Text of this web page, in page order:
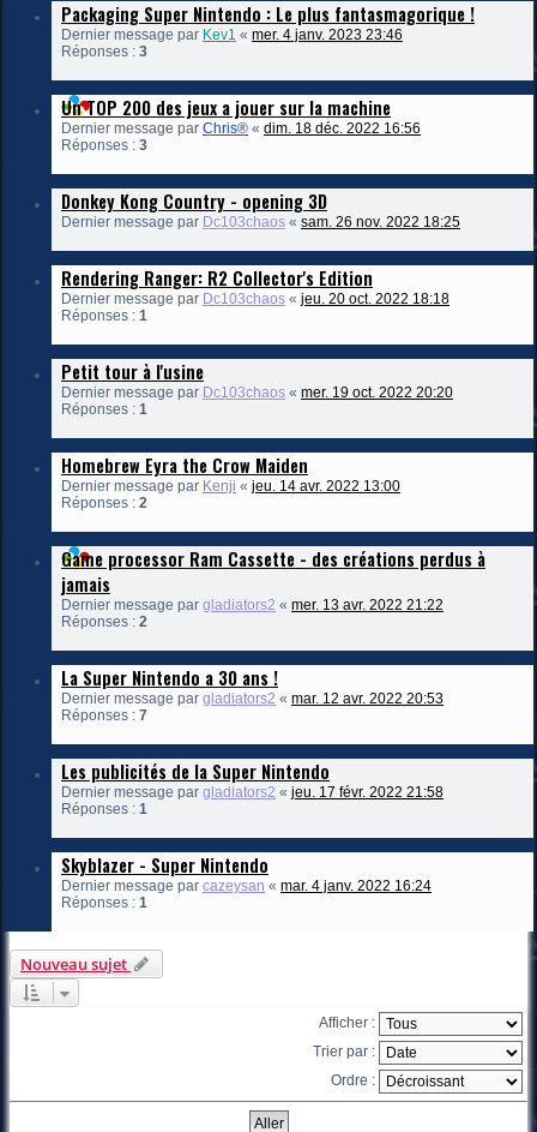
Packaging Super Nintendo : Le plus fantasmagorique !
Dernier message par Kev1 « mer. 4 janv. 2023 23:46
Réponses : 3
Un TOP 200 des jeux a jouer sur la machine
Dernier message par Chris® « dim. 18 déc. 2022 16:56
Réponses : 3
Donkey Kong Country - opening 3D
Dernier message par Dc103chaos « sam. 26 nov. 2022 18:25
Rendering Ranger: R2 Collector's Edition
Dernier message par Dc103chaos « jeu. 20 oct. 2022 18:18
Réponses : 1
Petit tour à l'usine
Dernier message par Dc103chaos « mer. 19 oct. 2022 20:20
Réponses : 1
Homebrew Eyra the Crow Maiden
Dernier message par Kenji « jeu. 14 avr. 2022 13:00
Réponses : 2
Game processor Ram Cassette - des créations perdus à
jamais
Dernier message par gladiators2 « mer. 13 avr. 2022 21:22
Réponses : 2
La Super Nintendo a 30 ans !
Dernier message par gladiators2 « mar. 12 avr. 2022 20:53
Réponses : 7
Les publicités de la Super Nintendo
Dernier message par gladiators2 « jeu. 17 févr. 2022 21:58
Réponses : 1
Skyblazer - Super Nintendo
Dernier message par cazeysan « mar. 4 janv. 2022 16:24
Réponses : 1
Nouveau sujet
Afficher :
Trier par :
Ordre :